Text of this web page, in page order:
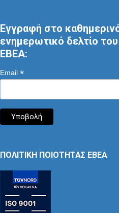
Εγγραφή στο
ενημερωτικό δελτίο του
ΕΒΕΑ:
Email *
ΠΟΛΙΤΙΚΗ ΠΟΙΟΤΗΤΑΣ ΕΒΕΑ